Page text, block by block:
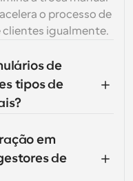
o processo de
clientes igualmente.
de
tipos de
em
de